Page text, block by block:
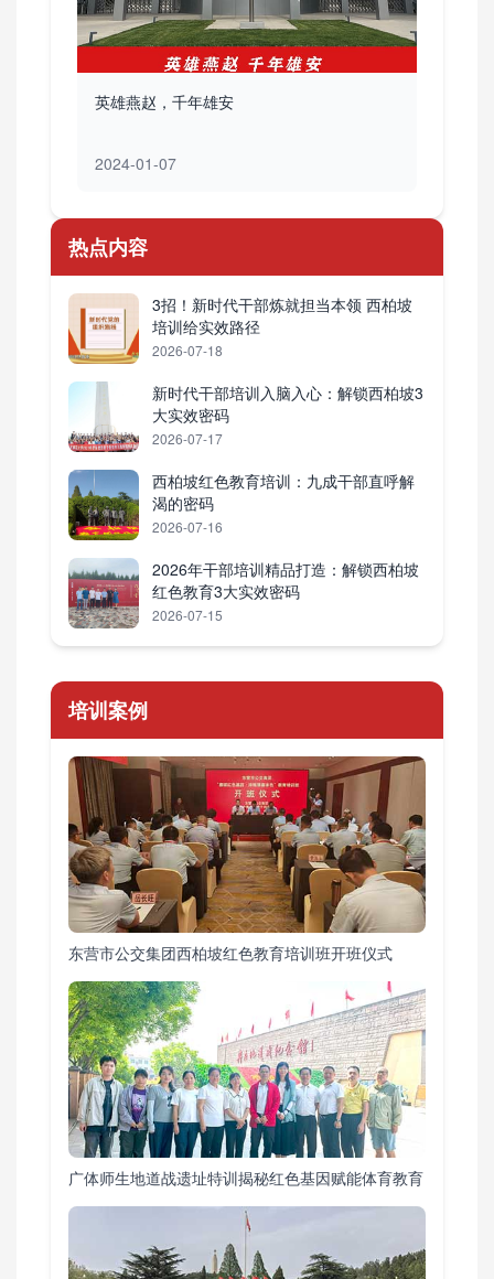
英雄燕赵，千年雄安
2024-01-07
热点内容
3招！新时代干部炼就担当本领 西柏坡
培训给实效路径
2026-07-18
新时代干部培训入脑入心：解锁西柏坡3
大实效密码
2026-07-17
西柏坡红色教育培训：九成干部直呼解
渴的密码
2026-07-16
2026年干部培训精品打造：解锁西柏坡
红色教育3大实效密码
2026-07-15
培训案例
东营市公交集团西柏坡红色教育培训班开班仪式
广体师生地道战遗址特训揭秘红色基因赋能体育教育